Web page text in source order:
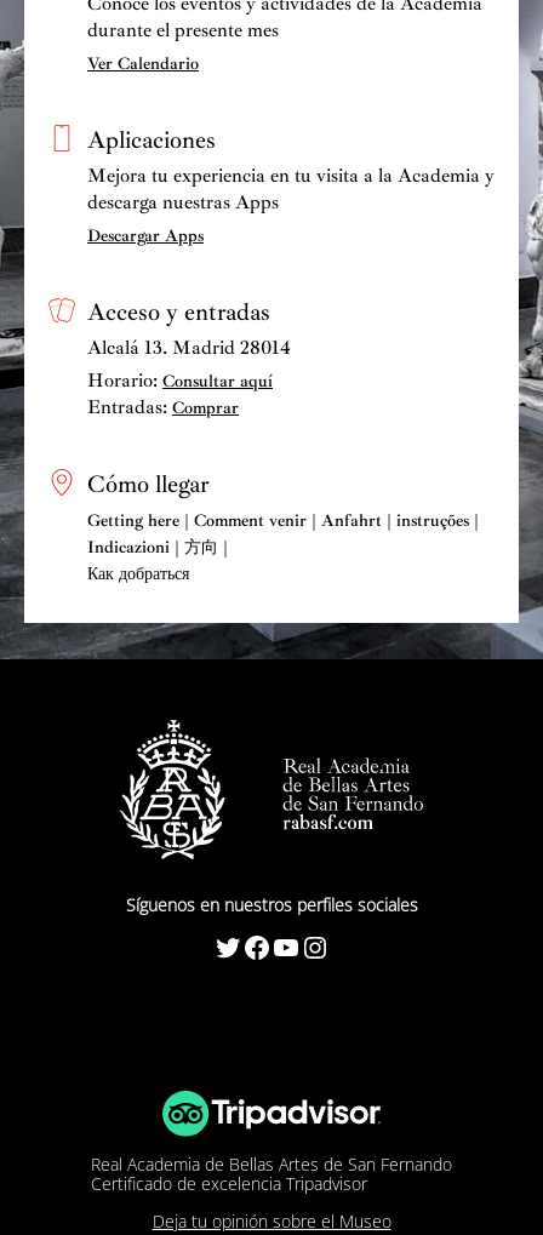
durante el presente mes
Ver Calendario
Aplicaciones
Mejora tu experiencia en tu visita a la Academia y
descarga nuestras Apps
Descargar Apps
Acceso y entradas
Alcalá 13. Madrid 28014
Horario: Consultar aquí
Entradas: Comprar
Cómo llegar
Getting here | Comment venir | Anfahrt | instruções |
Indicazioni | 方向 |
Как добраться
Síguenos en nuestros perfiles sociales
Twitter Facebook YouTube Instagram
Real Academia de Bellas Artes de San Fernando
Certificado de excelencia Tripadvisor
Deja tu opinión sobre el Museo